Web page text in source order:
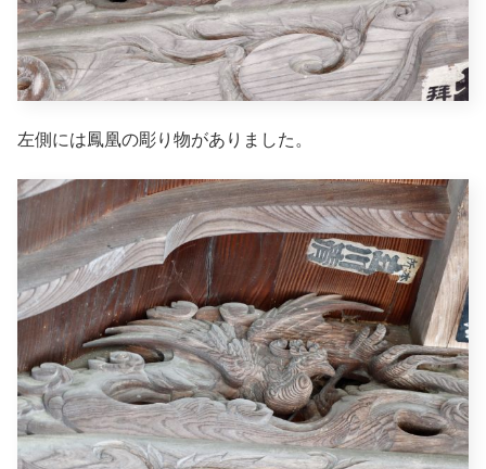
左側には鳳凰の彫り物がありました。